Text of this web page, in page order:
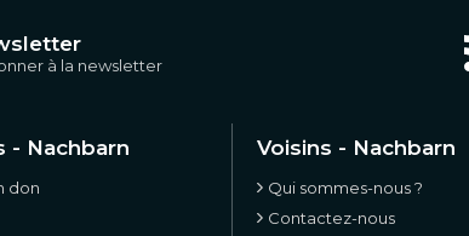
à la newsletter
- Nachbarn
don
Voisins - Nachbarn
Qui sommes-nous ?
Contactez-nous